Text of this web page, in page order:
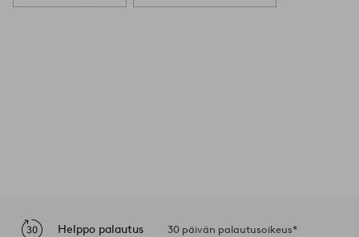
Helppo palautus 30 päivän palautusoikeus*